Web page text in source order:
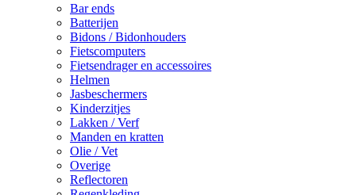
Bar ends
Batterijen
Bidons / Bidonhouders
Fietscomputers
Fietsendrager en accessoires
Helmen
Jasbeschermers
Kinderzitjes
Lakken / Verf
Manden en kratten
Olie / Vet
Overige
Reflectoren